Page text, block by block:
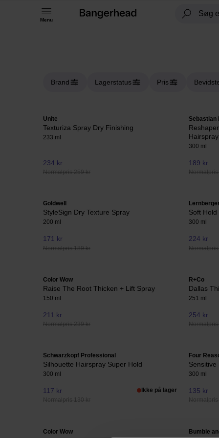
Menu
Brand Lagerstatus Pris
Unite
Texturiza Spray Dry Finishing
233 ml
234 kr
Normalpris 259 kr
Sebastian
Hairspray
300 ml
189 kr
Goldwell
StyleSign Dry Texture Spray
200 ml
171 kr
Normalpris 189 kr
Soft
300 ml
224 kr
Color Wow
Raise The Root Thicken + Lift Spray
150 ml
211 kr
Normalpris 239 kr
R+Co
Dallas
251 ml
254 kr
Schwarzkopf Professional
Silhouette Hairspray Super Hold
300 ml
117 kr
Normalpris 130 kr
Ikke på lager
Four
Sensitive
300 ml
135 kr
Color Wow Bumble